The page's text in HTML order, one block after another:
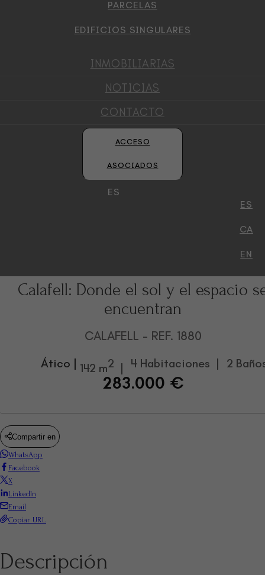
PARCELAS
EDIFICIOS SINGULARES
INMOBILIARIAS
NOTICIAS
CONTACTO
ACCESO
ASOCIADOS
ES
ES
CA
EN
Calafell: Donde el sol y el espacio
encuentran
CALAFELL - REF. 1880
Ático | 142 m2 | 4 Habitaciones | 2
283.000 €
Compartir en
WhatsApp
Facebook
X
LinkedIn
Email
Copiar URL
Descripción